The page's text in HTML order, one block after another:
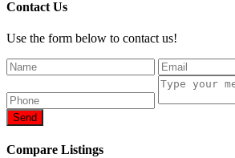
Contact Us
Use the form below to contact us!
Send
Compare Listings